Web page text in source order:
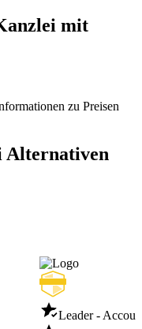
mit
zu Preisen
Alternativen
Leader -